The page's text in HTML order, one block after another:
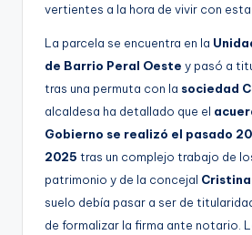
vertientes a la hora de vivir con esta
La parcela se encuentra en la
de Barrio Peral Oeste y pasó a
tras una permuta con la sociedad
alcaldesa ha detallado que el
Gobierno se realizó el pasado
2025 tras un complejo trabajo de
patrimonio y de la concejal
suelo debía pasar a ser de
de formalizar la firma ante notario.